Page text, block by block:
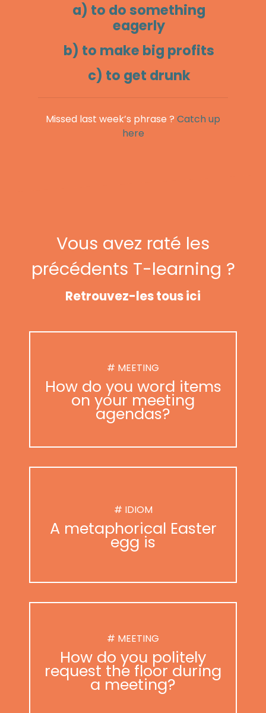
a) to do something
eagerly
b) to make big profits
c) to get drunk
Missed last week’s phrase ? Catch up
here
Vous avez raté les
précédents T-learning ?
Retrouvez-les tous ici
# MEETING
How do you word items
on your meeting
agendas?
# IDIOM
A metaphorical Easter
egg is
# MEETING
How do you politely
request the floor during
a meeting?